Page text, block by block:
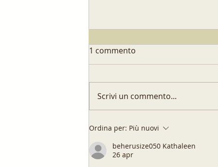
Pasta fatta in casa:
1 commento
Scrivi un commento...
Ordina per: Più nuovi
beherusize050 Kathaleen
26 apr